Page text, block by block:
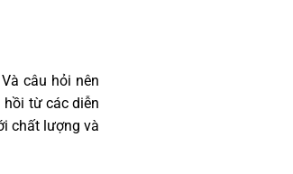
câu hỏi nên
từ các diễn
chất lượng và